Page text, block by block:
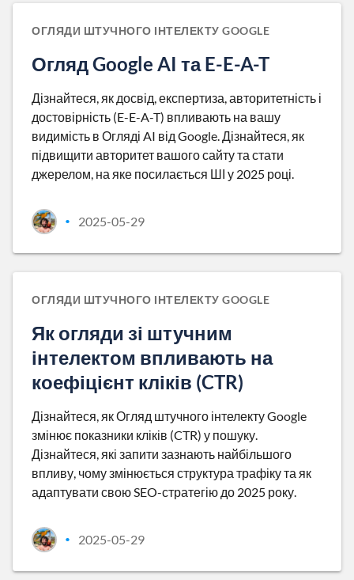
ОГЛЯДИ ШТУЧНОГО ІНТЕЛЕКТУ GOOGLE
Огляд Google AI та E-E-A-T
Дізнайтеся, як досвід, експертиза, авторитетність і
достовірність (E-E-A-T) впливають на вашу
видимість в Огляді AI від Google. Дізнайтеся, як
підвищити авторитет вашого сайту та стати
джерелом, на яке посилається ШІ у 2025 році.
• 2025-05-29
ОГЛЯДИ ШТУЧНОГО ІНТЕЛЕКТУ GOOGLE
Як огляди зі штучним
інтелектом впливають на
коефіцієнт кліків (CTR)
Дізнайтеся, як Огляд штучного інтелекту Google
змінює показники кліків (CTR) у пошуку.
Дізнайтеся, які запити зазнають найбільшого
впливу, чому змінюється структура трафіку та як
адаптувати свою SEO-стратегію до 2025 року.
• 2025-05-29